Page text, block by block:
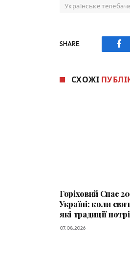
Українське
SHARE.
СХОЖІ
Горіховий Спас
Україні: коли
які традиції
07.08.2026